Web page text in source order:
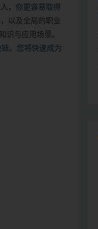
，你更容易取得
以及全局的职业
识与应用场景。
。您将快速成为